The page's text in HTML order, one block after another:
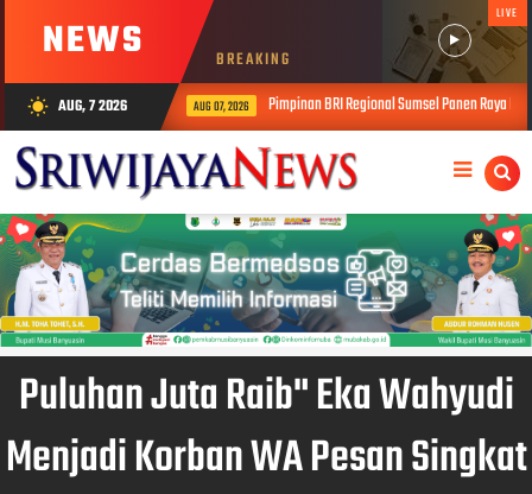
NEWS BREAKING
LIVE
wb_sunny AUG, 7 2026 AUG 07, 2026 Pimpinan BRI Regional Sumsel Panen Raya Melon
Puluhan Juta Raib" Eka Wahyudi
Menjadi Korban WA Pesan Singkat